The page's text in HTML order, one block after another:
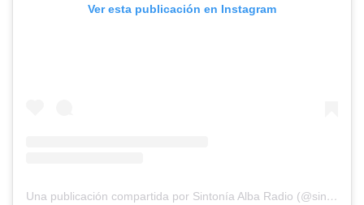
Ver esta publicación en Instagram
Una publicación compartida por Sintonía Alba Radio (@sintoniaalbaradio)